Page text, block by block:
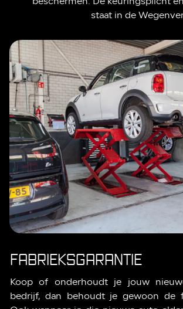
staat in de
FABRIEKSGARANTIE
Koop of onderhoudt je jouw
bedrijf, dan behoudt je gewoon de